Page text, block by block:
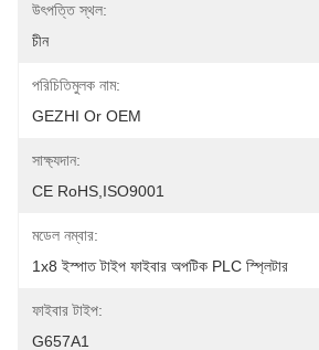
উৎপত্তি স্থল:
চীন
পরিচিতিমুলক নাম:
GEZHI Or OEM
সাক্ষ্যদান:
CE RoHS,ISO9001
মডেল নম্বার:
1x8 ইস্পাত টাইপ ফাইবার অপটিক PLC স্প্লিটার
ফাইবার টাইপ:
G657A1